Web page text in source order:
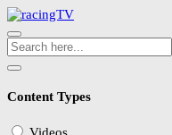
Content Types